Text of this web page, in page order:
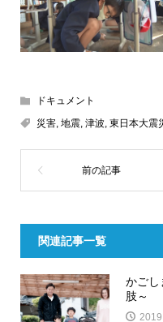
ドキュメント
災害, 地震, 津波, 東日本大震
関連記事一覧
かごし
肢～